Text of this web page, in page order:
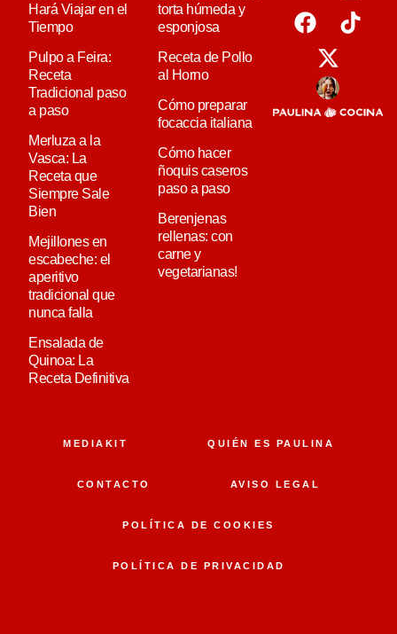
Hará Viajar en el
Tiempo
Pulpo a Feira:
Receta
Tradicional paso
a paso
Merluza a la
Vasca: La
Receta que
Siempre Sale
Bien
Mejillones en
escabeche: el
aperitivo
tradicional que
nunca falla
Ensalada de
Quinoa: La
Receta Definitiva
torta húmeda y
esponjosa
Receta de Pollo
al Horno
Cómo preparar
focaccia italiana
Cómo hacer
ñoquis caseros
paso a paso
Berenjenas
rellenas: con
carne y
vegetarianas!
MEDIAKIT QUIÉN ES PAULINA
CONTACTO AVISO LEGAL
POLÍTICA DE COOKIES
POLÍTICA DE PRIVACIDAD